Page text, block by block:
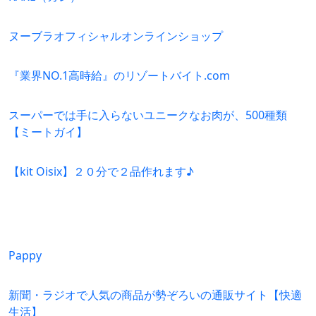
ヌーブラオフィシャルオンラインショップ
『業界NO.1高時給』のリゾートバイト.com
スーパーでは手に入らないユニークなお肉が、500種類
【ミートガイ】
【kit Oisix】２０分で２品作れます♪
Pappy
新聞・ラジオで人気の商品が勢ぞろいの通販サイト【快適
生活】